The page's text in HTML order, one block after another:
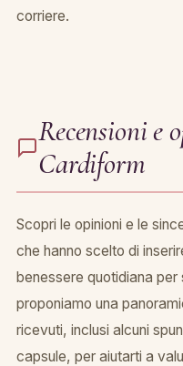
corriere.
Recensioni e
Cardiform
Scopri le opinioni e le
che hanno scelto di
benessere quotidiana
proponiamo una
ricevuti, inclusi alcuni
capsule, per aiutarti a